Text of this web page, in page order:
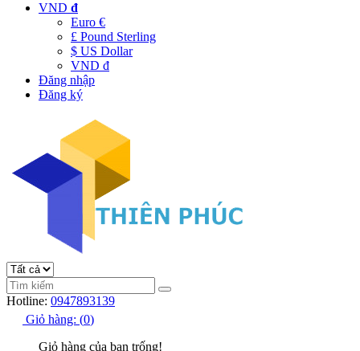
VND đ
Euro €
£ Pound Sterling
$ US Dollar
VND đ
Đăng nhập
Đăng ký
Hotline: 0947893139
Giỏ hàng: (0)
Giỏ hàng của bạn trống!